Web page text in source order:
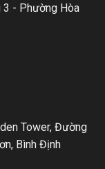
- Phường Hòa
Tower, Đường
Bình Định